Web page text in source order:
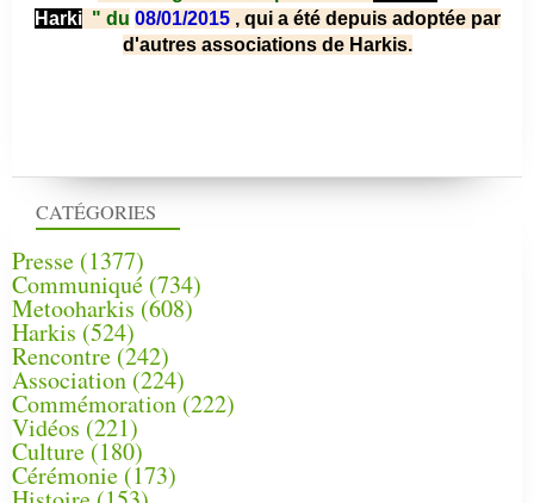
CATÉGORIES
Presse (1377)
Communiqué (734)
Metooharkis (608)
Harkis (524)
Rencontre (242)
Association (224)
Commémoration(222)
Vidéos (221)
Culture(180)
Cérémonie (173)
Harki " du 08/01/2015 , qui a été depuis adoptée par
d'autres associations de Harkis.